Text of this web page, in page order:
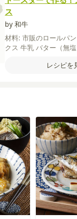
ス
by 和牛
材料: 市販のロールパン
クス 牛乳 バター（無塩
レシピを